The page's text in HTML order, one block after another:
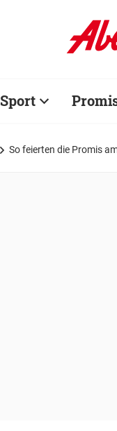
Sport
So feierten die Promis